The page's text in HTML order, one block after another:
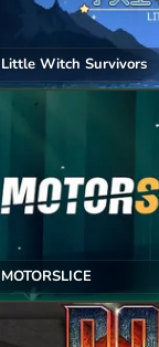
Little Witch Survivors
MOTORSLICE